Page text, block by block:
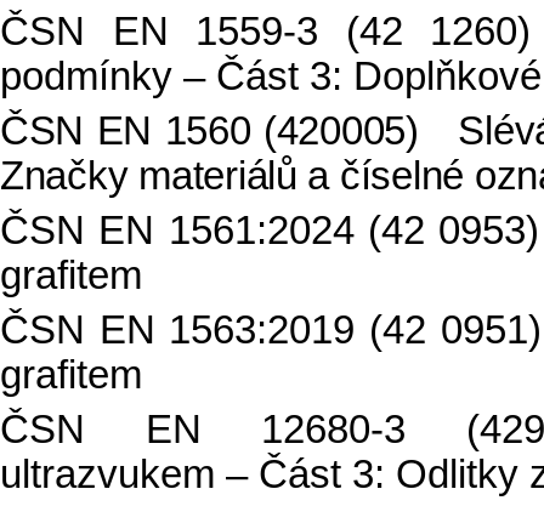
ČSN EN 1559-3 (42
podmínky – Část 3:
ČSN EN 1560 (420005)
Značky materiálů a číselné
ČSN EN 1561:2024 (42
grafitem
ČSN EN 1563:2019 (42
grafitem
ČSN EN 12680-3
ultrazvukem – Část 3: Odlitky